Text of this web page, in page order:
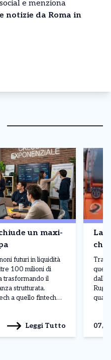
e menziona
notizie da Roma in
un maxi-
futuri in liquidità
100 milioni di
trasformando il
strutturata.
a quello fintech
Leggi Tutto
La
che
Tra
quasi
07/